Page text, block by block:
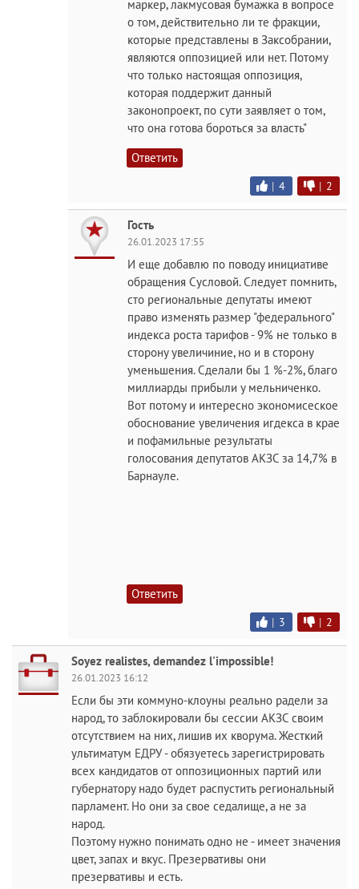
маркер, лакмусовая бумажка в вопросе
о том, действительно ли те фракции,
которые представлены в Заксобрании,
являются оппозицией или нет. Потому
что только настоящая оппозиция,
которая поддержит данный
законопроект, по сути заявляет о том,
что она готова бороться за власть"
Ответить
| 4 | 2
Гость
26.01.2023 17:55
И еще добавлю по поводу инициативе
обращения Сусловой. Следует помнить,
сто региональные депутаты имеют
право изменять размер "федерального"
индекса роста тарифов - 9% не только в
сторону увеличиние, но и в сторону
уменьшения. Сделали бы 1 %-2%, благо
миллиарды прибыли у мельниченко.
Вот потому и интересно экономисеское
обоснование увеличения игдекса в крае
и пофамильные результаты
голосования депутатов АКЗС за 14,7% в
Барнауле.
Ответить
| 3 | 2
Soyez realistes, demandez l'impossible!
26.01.2023 16:12
Если бы эти коммуно-клоуны реально радели за
народ, то заблокировали бы сессии АКЗС своим
отсутствием на них, лишив их кворума. Жесткий
ультиматум ЕДРУ - обязуетесь зарегистрировать
всех кандидатов от оппозиционных партий или
губернатору надо будет распустить региональный
парламент. Но они за свое седалище, а не за
народ.
Поэтому нужно понимать одно не - имеет значения
цвет, запах и вкус. Презервативы они
презервативы и есть.